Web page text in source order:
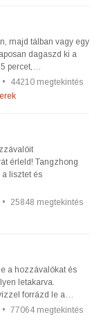
majd tálban vagy egy
dagaszd ki a
percet,…
•
44210 megtekintés
érleld! Tangzhong
lisztet és
•
25848 megtekintés
a hozzávalókat és
letakarva.
forrázd le a…
• 77064 megtekintés